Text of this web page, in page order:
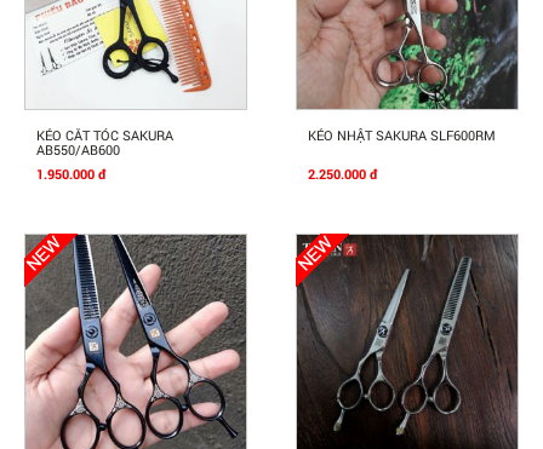
Mua Ngay
KÉO CẮT TÓC SAKURA
AB550/AB600
1.950.000 đ
Mua Ngay
KÉO NHẬT SAKURA SLF600RM
2.250.000 đ